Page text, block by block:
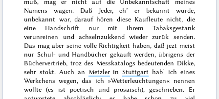
muß, mag er nicht auf die Unbekanntschaft meines
Namens wagen. Daß Jeder, eh’ er bekannt wurde,
unbekannt war, darauf hören diese Kaufleute nicht, die
eine Handschrift nur mit ihrem Tabaksgestank
verunreinen und achselnzukkend wieder zurük senden.
Das mag aber seine volle Richtigkeit haben, daß jezt meist
nur Schul- und Handbücher gekauft werden, übrigens der
Büchervertrieb, troz des Messkatalogs bedeutenden Dikke,
sehr stokt. Auch an MetzlerinStuttgart hab’ ich eines
Werkchens wegen, das ich »Wetterleuchtungen« nennen
wollte (es ist poetisch und prosaisch), geschrieben. Er